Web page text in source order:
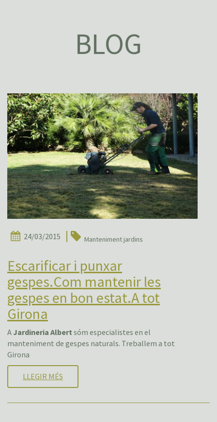
BLOG
24/03/2015 Manteniment jardins
Escarificar i punxar
gespes.Com mantenir les
gespes en bon estat.A tot
Girona
A Jardineria Albert sóm especialistes en el
manteniment de gespes naturals. Treballem a tot
Girona
LLEGIR MÉS